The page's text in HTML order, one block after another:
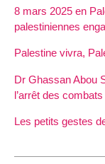
8 mars 2025 en
palestiniennes
Palestine vivra,
Dr Ghassan Abou
l’arrêt des combats
Les petits gestes